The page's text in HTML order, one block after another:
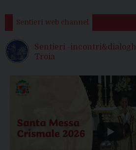
Sentieri web channel
Sentieri -
Troia